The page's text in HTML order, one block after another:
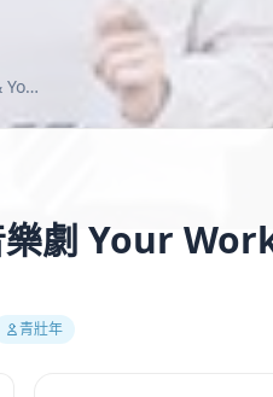
《你的工作＆你的休假》音樂劇 Your Work & Your Dayoff The Musical
樂劇 Your
青壯年